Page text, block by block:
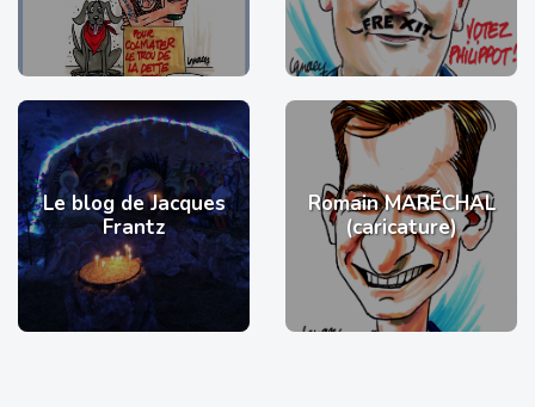
Le blog de Jacques
Frantz
Romain MARÉCHAL
(caricature)